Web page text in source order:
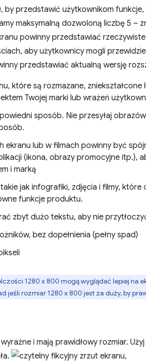
by przedstawić użytkownikom
maksymalną dozwoloną liczbę 5 –
powinny przedstawiać
aby użytkownicy mogli
przedstawiać aktualną wersję
które są rozmazane,
Twojej marki lub wrażeń
sposób. Nie przesyłaj
ekranu lub w filmach powinny być
(ikona, obrazy promocyjne itp.),
i marką
jak infografiki, zdjęcia i filmy,
funkcje produktu.
zbyt dużo tekstu, aby nie
bez dopełnienia (pełny spad)
1280 x 800 mogą wyglądać lepiej na
jeśli rozmiar 1280 x 800 jest za duży, by
i mają prawidłowy rozmiar.